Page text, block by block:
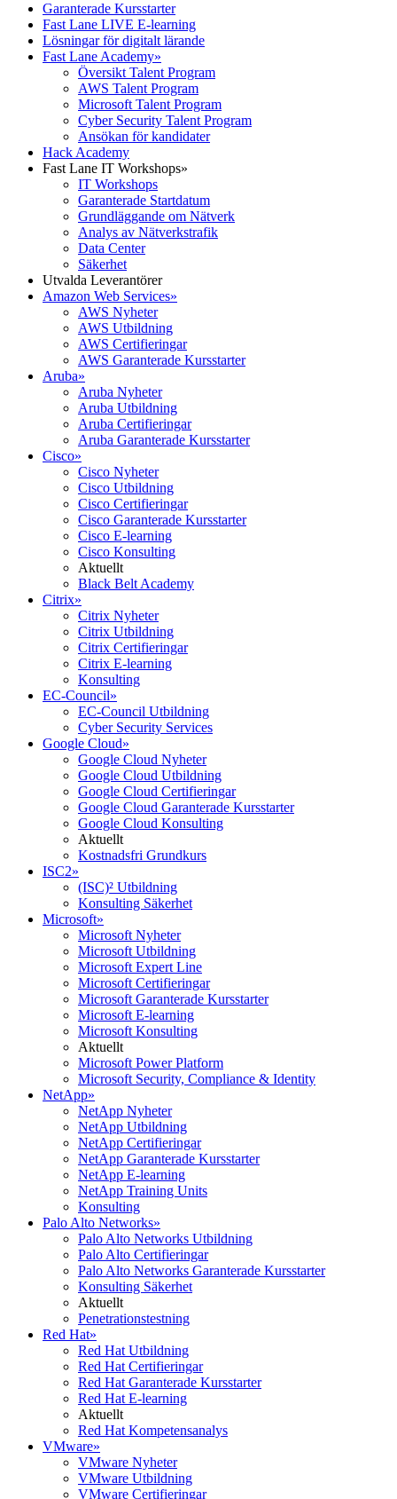
Garanterade Kursstarter
Fast Lane LIVE E-learning
Lösningar för digitalt lärande
Fast Lane Academy»
Översikt Talent Program
AWS Talent Program
Microsoft Talent Program
Cyber Security Talent Program
Ansökan för kandidater
Hack Academy
Fast Lane IT Workshops»
IT Workshops
Garanterade Startdatum
Grundläggande om Nätverk
Analys av Nätverkstrafik
Data Center
Säkerhet
Utvalda Leverantörer
Amazon Web Services»
AWS Nyheter
AWS Utbildning
AWS Certifieringar
AWS Garanterade Kursstarter
Aruba»
Aruba Nyheter
Aruba Utbildning
Aruba Certifieringar
Aruba Garanterade Kursstarter
Cisco»
Cisco Nyheter
Cisco Utbildning
Cisco Certifieringar
Cisco Garanterade Kursstarter
Cisco E-learning
Cisco Konsulting
Aktuellt
Black Belt Academy
Citrix»
Citrix Nyheter
Citrix Utbildning
Citrix Certifieringar
Citrix E-learning
Konsulting
EC-Council»
EC-Council Utbildning
Cyber Security Services
Google Cloud»
Google Cloud Nyheter
Google Cloud Utbildning
Google Cloud Certifieringar
Google Cloud Garanterade Kursstarter
Google Cloud Konsulting
Aktuellt
Kostnadsfri Grundkurs
ISC2»
(ISC)² Utbildning
Konsulting Säkerhet
Microsoft»
Microsoft Nyheter
Microsoft Utbildning
Microsoft Expert Line
Microsoft Certifieringar
Microsoft Garanterade Kursstarter
Microsoft E-learning
Microsoft Konsulting
Aktuellt
Microsoft Power Platform
Microsoft Security, Compliance & Identity
NetApp»
NetApp Nyheter
NetApp Utbildning
NetApp Certifieringar
NetApp Garanterade Kursstarter
NetApp E-learning
NetApp Training Units
Konsulting
Palo Alto Networks»
Palo Alto Networks Utbildning
Palo Alto Certifieringar
Palo Alto Networks Garanterade Kursstarter
Konsulting Säkerhet
Aktuellt
Penetrationstestning
Red Hat»
Red Hat Utbildning
Red Hat Certifieringar
Red Hat Garanterade Kursstarter
Red Hat E-learning
Aktuellt
Red Hat Kompetensanalys
VMware»
VMware Nyheter
VMware Utbildning
VMware Certifieringar